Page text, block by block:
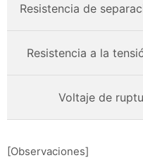
Resistencia de
Resistencia a la
Voltaje de
[Observaciones]